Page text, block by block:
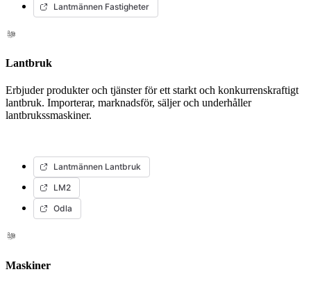
Lantmännen Fastigheter
Lantbruk
Erbjuder produkter och tjänster för ett starkt och konkurrenskraftigt
lantbruk. Importerar, marknadsför, säljer och underhåller
lantbrukssmaskiner.
Lantmännen Lantbruk
LM2
Odla
Maskiner